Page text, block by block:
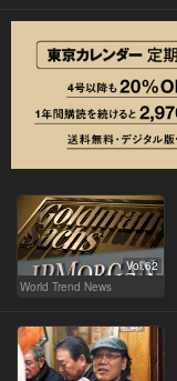
Vol.62
World Trend News